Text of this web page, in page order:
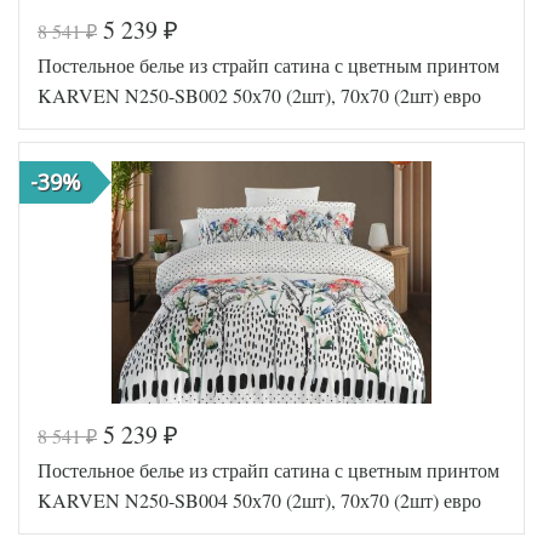
Код товара
570-374
Артикул
FIR1256
5000136
97
Ткань
Сатин
люкс
Размер
пододеяльника
240х260
50х70
(2шт),
70х70
(2шт)
Производитель
Karven
(Турция)
Код товара
570-455
Артикул
FIR2037
4620712
46
Сатин
8 541₽ 5 239 ₽
Постельное белье из страйп сатина с цветным принтом
KARVEN N250-SB002 50х70 (2шт), 70х70 (2шт) евро
-39%
8 541₽ 5 239 ₽
Постельное белье из страйп сатина с цветным принтом
KARVEN N250-SB004 50х70 (2шт), 70х70 (2шт) евро